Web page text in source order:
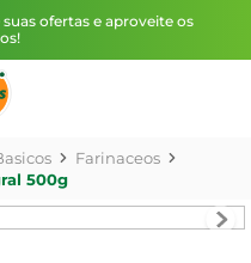
suas ofertas e aproveite os
Farinaceos
500g